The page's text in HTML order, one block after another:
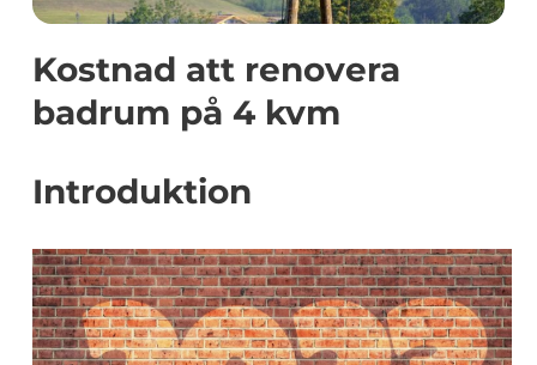
Kostnad att renovera
badrum på 4 kvm
Introduktion